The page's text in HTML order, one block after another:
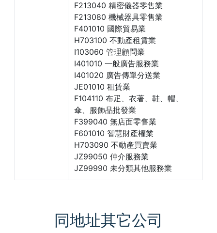
F213040 精密儀器零售業
F213080 機械器具零售業
F401010 國際貿易業
H703100 不動產租賃業
I103060 管理顧問業
I401010 一般廣告服務業
I401020 廣告傳單分送業
JE01010 租賃業
F104110 布疋、衣著、鞋、帽、
傘、服飾品批發業
F399040 無店面零售業
F601010 智慧財產權業
H703090 不動產買賣業
JZ99050 仲介服務業
JZ99990 未分類其他服務業
同地址其它公司